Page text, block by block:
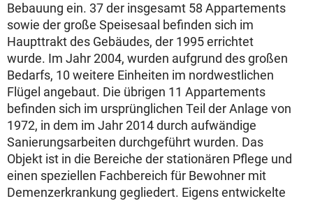
Bebauung ein. 37 der insgesamt 58 Appartements
sowie der große Speisesaal befinden sich im
Haupttrakt des Gebäudes, der 1995 errichtet
wurde. Im Jahr 2004, wurden aufgrund des großen
Bedarfs, 10 weitere Einheiten im nordwestlichen
Flügel angebaut. Die übrigen 11 Appartements
befinden sich im ursprünglichen Teil der Anlage von
1972, in dem im Jahr 2014 durch aufwändige
Sanierungsarbeiten durchgeführt wurden. Das
Objekt ist in die Bereiche der stationären Pflege und
einen speziellen Fachbereich für Bewohner mit
Demenzerkrankung gegliedert. Eigens entwickelte